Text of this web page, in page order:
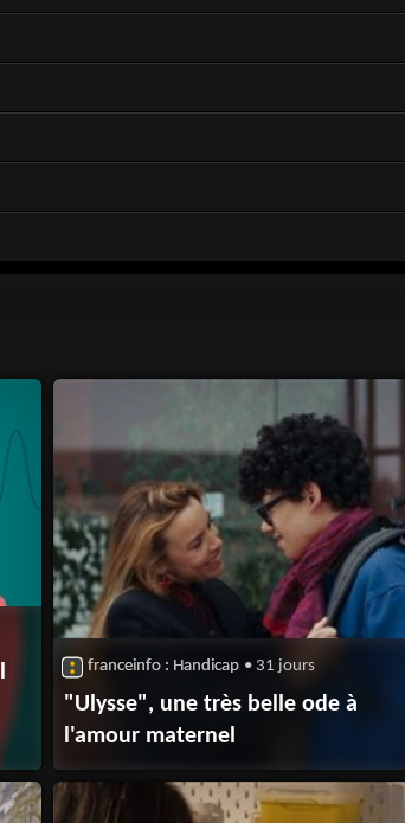
franceinfo : Handicap • 31 jours
"Ulysse", une très belle ode à
l'amour maternel